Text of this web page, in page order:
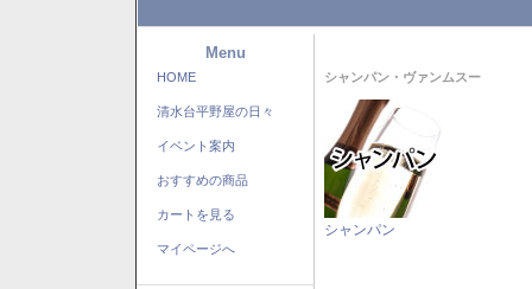
Menu
HOME
清水台平野屋の日々
イベント案内
おすすめの商品
カートを見る
マイページへ
シャンパン・ヴァンムスー
シャンパン